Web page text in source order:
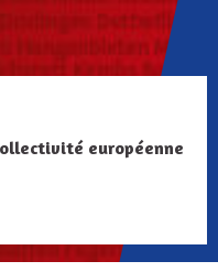
européenne